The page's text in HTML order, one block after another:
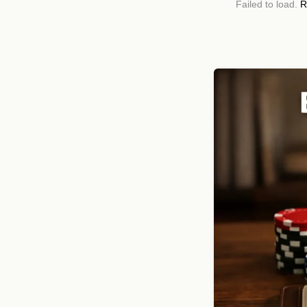
Failed to load.